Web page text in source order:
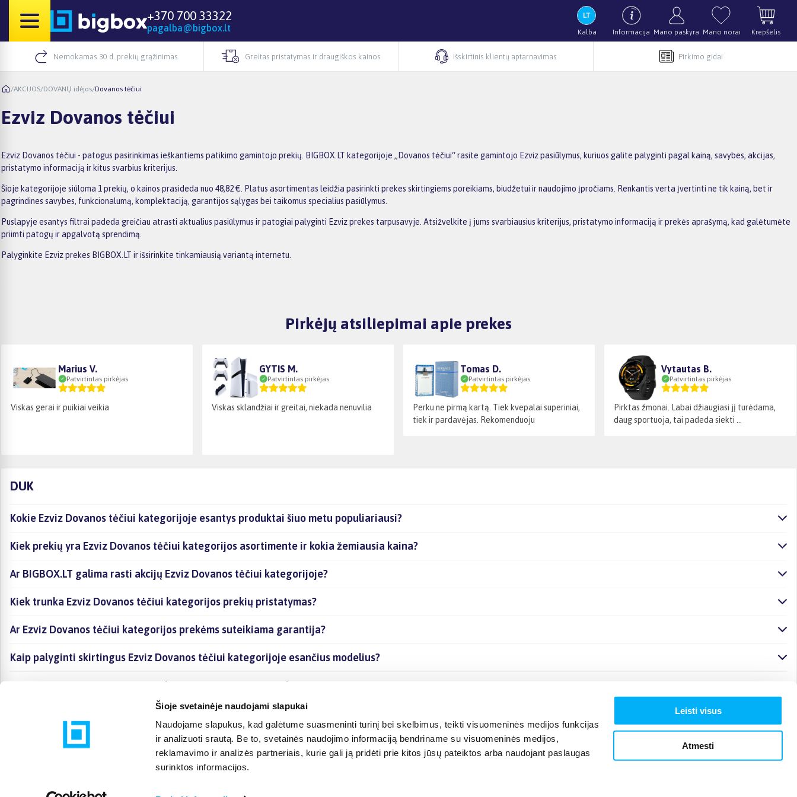
Šioje svetainėje naudojami slapukai
Naudojame slapukus, kad galėtume suasmeninti turinį bei skelbimus, teikti visuomeninės medijos funkcijas
ir analizuoti srautą. Be to, svetainės naudojimo informaciją bendriname su visuomeninės medijos,
reklamavimo ir analizės partneriais, kurie gali ją pridėti prie kitos jūsų pateiktos arba naudojant paslaugas
surinktos informacijos.
Leisti visus
Atmesti
+370 700 33322
pagalba@bigbox.lt Kalba Informacija Mano paskyra Mano norai Krepšelis
Nemokamas 30 d. prekių grąžinimas Greitas pristatymas ir draugiškos kainos Išskirtinis klientų aptarnavimas Pirkimo gidai
/AKCIJOS/DOVANŲ idėjos/Dovanos tėčiui
Ezviz Dovanos tėčiui
Ezviz Dovanos tėčiui - patogus pasirinkimas ieškantiems patikimo gamintojo prekių. BIGBOX.LT kategorijoje „Dovanos tėčiui“ rasite gamintojo Ezviz pasiūlymus, kuriuos galite palyginti pagal kainą, savybes, akcijas,
pristatymo informaciją ir kitus svarbius kriterijus.
Šioje kategorijoje siūloma 1 prekių, o kainos prasideda nuo 48,82 €. Platus asortimentas leidžia pasirinkti prekes skirtingiems poreikiams, biudžetui ir naudojimo įpročiams. Renkantis verta įvertinti ne tik kainą, bet ir
pagrindines savybes, funkcionalumą, komplektaciją, garantijos sąlygas bei taikomus specialius pasiūlymus.
Puslapyje esantys filtrai padeda greičiau atrasti aktualius pasiūlymus ir patogiai palyginti Ezviz prekes tarpusavyje. Atsižvelkite į jums svarbiausius kriterijus, pristatymo informaciją ir prekės aprašymą, kad galėtumėte
priimti patogų ir apgalvotą sprendimą.
Palyginkite Ezviz prekes BIGBOX.LT ir išsirinkite tinkamiausią variantą internetu.
Pirkėjų atsiliepimai apie prekes
Marius V.
Patvirtintas pirkėjas
Viskas gerai ir puikiai veikia
GYTIS M.
Patvirtintas pirkėjas
Viskas sklandžiai ir greitai, niekada nenuvilia
Tomas D.
Patvirtintas pirkėjas
Perku ne pirmą kartą. Tiek kvepalai superiniai,
tiek ir pardavėjas. Rekomenduoju
Vytautas B.
Patvirtintas pirkėjas
Pirktas žmonai. Labai džiaugiasi jį turėdama,
daug sportuoja, tai padeda siekti ...
DUK
Kokie Ezviz Dovanos tėčiui kategorijoje esantys produktai šiuo metu populiariausi?
Kiek prekių yra Ezviz Dovanos tėčiui kategorijos asortimente ir kokia žemiausia kaina?
Ar BIGBOX.LT galima rasti akcijų Ezviz Dovanos tėčiui kategorijoje?
Kiek trunka Ezviz Dovanos tėčiui kategorijos prekių pristatymas?
Ar Ezviz Dovanos tėčiui kategorijos prekėms suteikiama garantija?
Kaip palyginti skirtingus Ezviz Dovanos tėčiui kategorijoje esančius modelius?
Kaip įsigyti Ezviz Dovanos tėčiui kategorijoje esančias prekes internetu?